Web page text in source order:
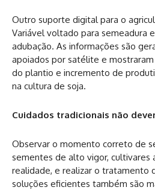
Outro suporte digital para o
Variável voltado para semeadura
adubação. As informações são
apoiados por satélite e
do plantio e incremento de
na cultura de soja.
Cuidados tradicionais não
Observar o momento correto de
sementes de alto vigor, cultivares
realidade, e realizar o tratamento
soluções eficientes também são